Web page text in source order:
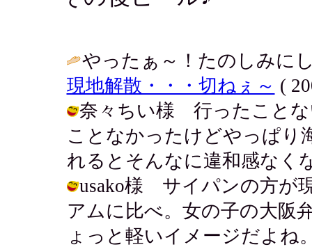
やったぁ～！たのしみに
現地解散・・・切ねぇ～ (
奈々ちい様 行ったことな
ことなかったけどやっぱり
れるとそんなに違和感なく
usako様 サイパンの方が
アムに比べ。女の子の大阪
ょっと軽いイメージだよね